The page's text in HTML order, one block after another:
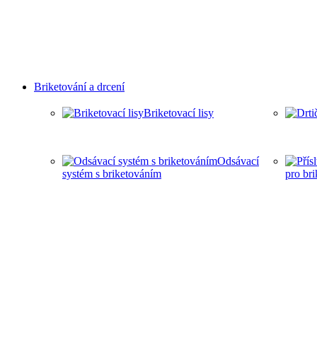
Briketování a drcení
Briketovací lisy
Odsávací
systém s briketováním
pro